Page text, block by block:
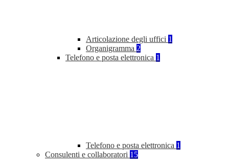
Articolazione degli uffici 1
Organigramma 2
Telefono e posta elettronica 1
Telefono e posta elettronica 1
Consulenti e collaboratori 15